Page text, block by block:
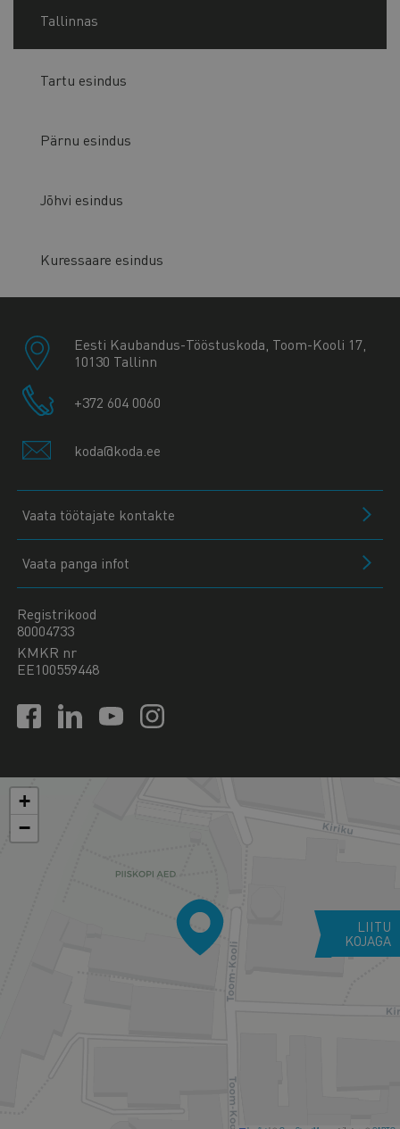
Tallinnas
Tartu esindus
Pärnu esindus
Jõhvi esindus
Kuressaare esindus
Eesti Kaubandus-Tööstuskoda, Toom-Kooli 17,
10130 Tallinn
+372 604 0060
koda@koda.ee
Vaata töötajate kontakte
Vaata panga infot
Registrikood
80004733
KMKR nr
EE100559448
+
−
LIITU
KOJAGA